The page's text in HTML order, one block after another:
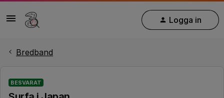
Logga in
Bredband
BESVARAT